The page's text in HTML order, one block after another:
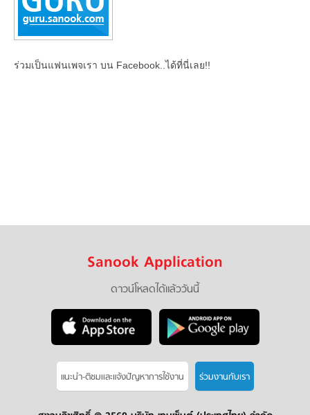
ร่วมเป็นแฟนเพจเรา บน Facebook..ได้ที่นี่เลย!!
Sanook Application
ดาวน์โหลดได้แล้ววันนี้
แนะนำ-ติชมเเละแจ้งปัญหาการใช้งาน ร่วมงานกับเรา